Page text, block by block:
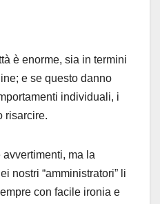
è enorme, sia in termini
e se questo danno
individuali, i
risarcire.
ma la
nostri “amministratori” li
con facile ironia e